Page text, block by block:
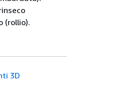
(rollio).
3D